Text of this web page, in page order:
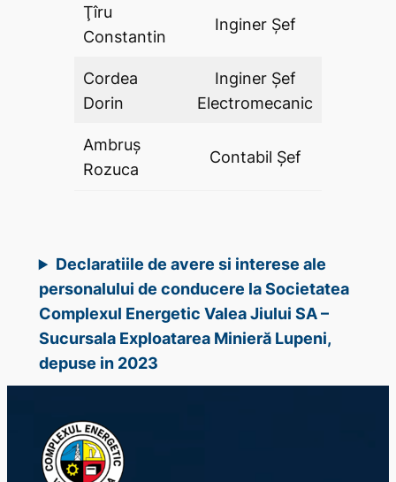
Ţîru
Constantin
Inginer Șef
Cordea
Dorin
Inginer Şef
Electromecanic
Ambruş
Rozuca
Contabil Şef
Declaratiile de avere si interese ale
personalului de conducere la Societatea
Complexul Energetic Valea Jiului SA –
Sucursala Exploatarea Minieră Lupeni,
depuse in 2023